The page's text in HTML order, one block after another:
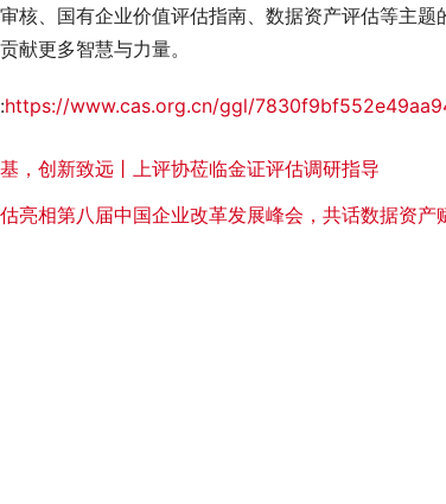
核、国有企业价值评估指南、数据资产评估等主
献更多智慧与力量。
https://www.cas.org.cn/ggl/
，创新致远丨上评协莅临金证评估调研指导
亮相第八届中国企业改革发展峰会，共话数据资产